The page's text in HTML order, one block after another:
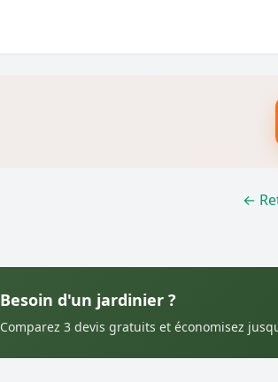
←
Besoin d'un jardinier ?
Comparez 3 devis gratuits et économisez